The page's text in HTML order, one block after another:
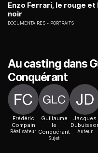
Enzo Ferrari, le rouge et
noir
DOCUMENTAIRES PORTRAITS
Au casting dans
Conquérant
Frédéric
Compain
Réalisateur
Guillaume
le
Conquérant
Sujet
Jacques
Auteur